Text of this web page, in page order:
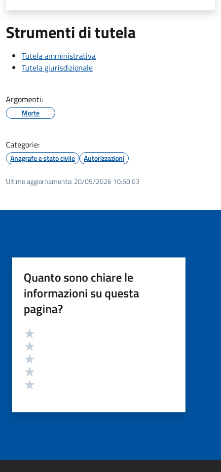
Strumenti di tutela
Tutela amministrativa
Tutela giurisdizionale
Argomenti:
Morte
Categorie:
Anagrafe e stato civile Autorizzazioni
Ultimo aggiornamento: 20/05/2026 10:50.03
Quanto sono chiare le
informazioni su questa
pagina?
Valutazione